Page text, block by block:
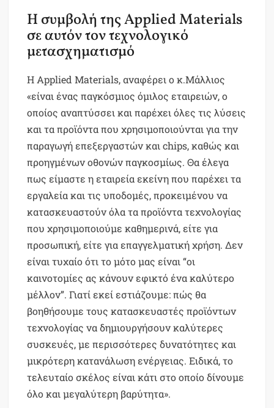
Η συμβολή της Applied Materials
σε αυτόν τον τεχνολογικό
μετασχηματισμό
Η Applied Materials, αναφέρει ο κ.Μάλλιος
«είναι ένας παγκόσμιος όμιλος εταιρειών, ο
οποίος αναπτύσσει και παρέχει όλες τις λύσεις
και τα προϊόντα που χρησιμοποιούνται για την
παραγωγή επεξεργαστών και chips, καθώς και
προηγμένων οθονών παγκοσμίως. Θα έλεγα
πως είμαστε η εταιρεία εκείνη που παρέχει τα
εργαλεία και τις υποδομές, προκειμένου να
κατασκευαστούν όλα τα προϊόντα τεχνολογίας
που χρησιμοποιούμε καθημερινά, είτε για
προσωπική, είτε για επαγγελματική χρήση. Δεν
είναι τυχαίο ότι το μότο μας είναι “οι
καινοτομίες ας κάνουν εφικτό ένα καλύτερο
μέλλον”. Γιατί εκεί εστιάζουμε: πώς θα
βοηθήσουμε τους κατασκευαστές προϊόντων
τεχνολογίας να δημιουργήσουν καλύτερες
συσκευές, με περισσότερες δυνατότητες και
μικρότερη κατανάλωση ενέργειας. Ειδικά, το
τελευταίο σκέλος είναι κάτι στο οποίο δίνουμε
όλο και μεγαλύτερη βαρύτητα».